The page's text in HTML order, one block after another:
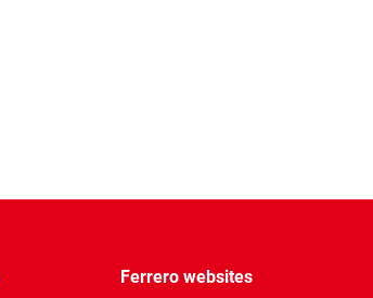
Ferrero websites